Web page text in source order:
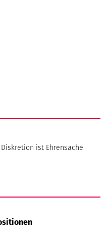
Diskretion ist Ehrensache